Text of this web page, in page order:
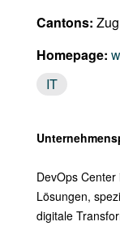
Cantons: Zug
Homepage:
IT
DevOps
Lösungen,
digitale